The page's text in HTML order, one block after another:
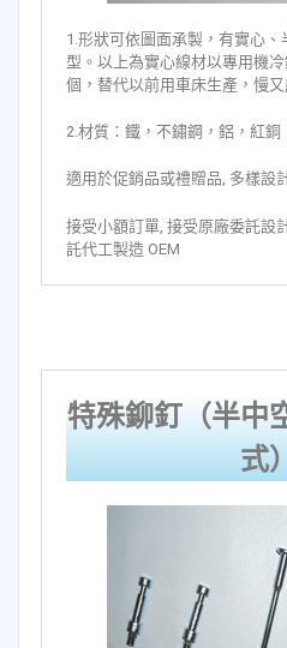
1.形狀可依圖面承製，有實心
型。以上為實心線材以專用機
個，替代以前用車床生產，慢又
2.材質：鐵，不鏽鋼，鋁，紅銅
適用於促銷品或禮贈品, 多樣設
接受小額訂單, 接受原廠委託設
託代工製造 OEM
特殊鉚釘（半中
式）